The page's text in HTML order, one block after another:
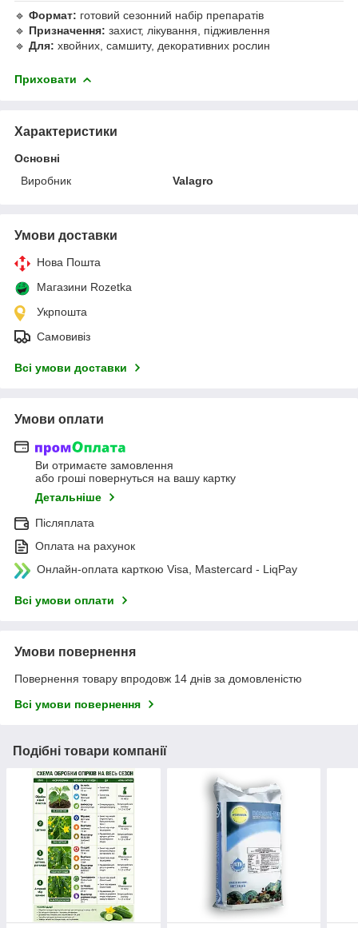
🔹 Формат: готовий сезонний набір препаратів
🔹 Призначення: захист, лікування, підживлення
🔹 Для: хвойних, самшиту, декоративних рослин
Приховати
Характеристики
Основні
Виробник
Valagro
Умови доставки
Нова Пошта
Магазини Rozetka
Укрпошта
Самовивіз
Всі умови доставки
Умови оплати
Ви отримаєте замовлення
або гроші повернуться на вашу картку
Детальніше
Післяплата
Оплата на рахунок
Онлайн-оплата карткою Visa, Mastercard - LiqPay
Всі умови оплати
Умови повернення
Повернення товару впродовж 14 днів за домовленістю
Всі умови повернення
Подібні товари компанії